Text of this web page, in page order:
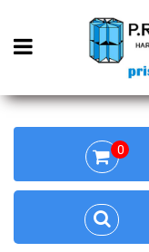
Open menu
0